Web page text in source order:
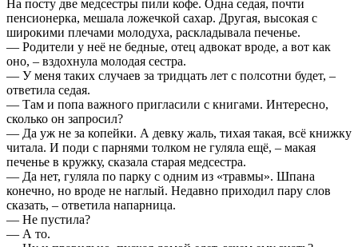
На посту две медсестры пили кофе. Одна седая, почти
пенсионерка, мешала ложечкой сахар. Другая, высокая с
широкими плечами молодуха, раскладывала печенье.
— Родители у неё не бедные, отец адвокат вроде, а вот как
оно, – вздохнула молодая сестра.
— У меня таких случаев за тридцать лет с полсотни будет, –
ответила седая.
— Там и попа важного пригласили с книгами. Интересно,
сколько он запросил?
— Да уж не за копейки. А девку жаль, тихая такая, всё книжку
читала. И поди с парнями толком не гуляла ещё, – макая
печенье в кружку, сказала старая медсестра.
— Да нет, гуляла по парку с одним из «травмы». Шпана
конечно, но вроде не наглый. Недавно приходил пару слов
сказать, – ответила напарница.
— Не пустила?
— А то.